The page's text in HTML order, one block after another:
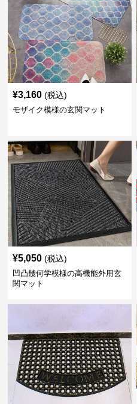
¥3,160 (税込)
モザイク模様の玄関マット
¥5,050 (税込)
凹凸幾何学模様の高機能外用玄
関マット